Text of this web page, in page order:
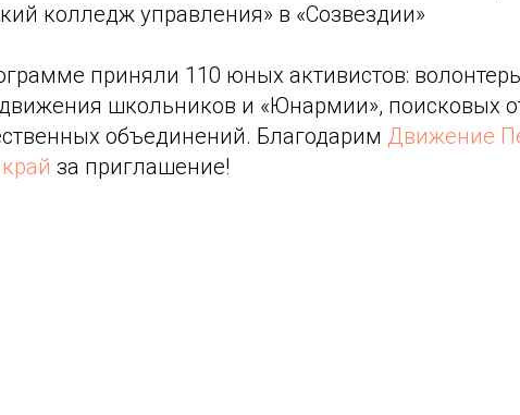
колледж управления» в «Созвездии»
приняли 110 юных активистов:
школьников и «Юнармии», поисковых
объединений. Благодарим Движение
за приглашение!